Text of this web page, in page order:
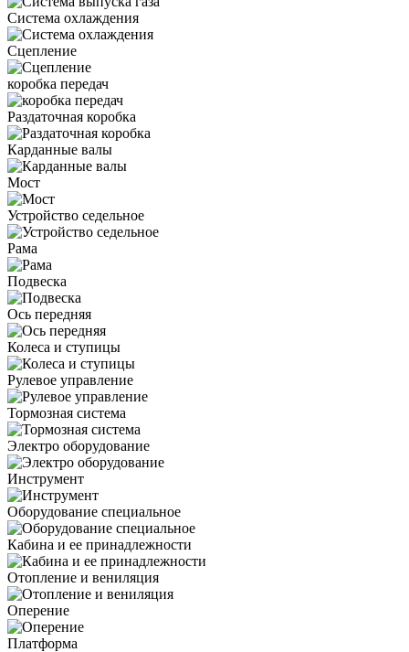
Система охлаждения
Сцепление
коробка передач
Раздаточная коробка
Карданные валы
Мост
Устройство седельное
Рама
Подвеска
Ось передняя
Колеса и ступицы
Рулевое управление
Тормозная система
Электро оборудование
Инструмент
Оборудование специальное
Кабина и ее принадлежности
Отопление и вениляция
Оперение
Платформа